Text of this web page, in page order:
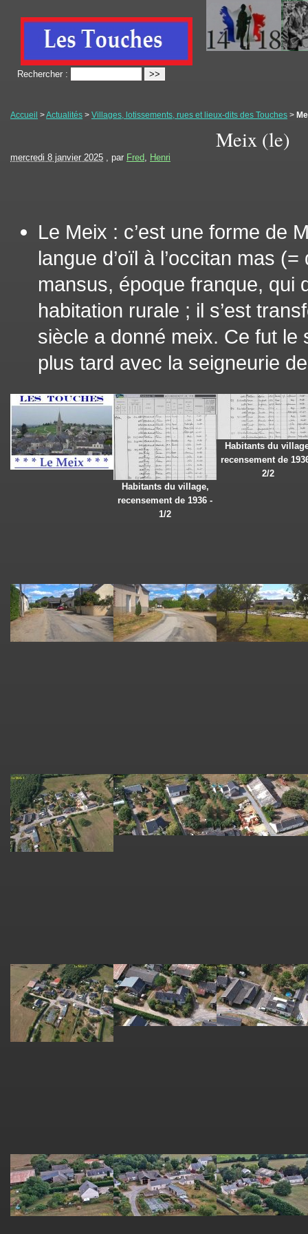
Rechercher :
Accueil >Actualités > Villages, lotissements, rues et lieux-dits des Touches >
Meix (le)
mercredi 8 janvier 2025 , par Fred, Henri
Le Meix : c’est une forme de
langue d’oïl à l’occitan mas
mansus, époque franque, qui
habitation rurale ; il s’est
siècle a donné meix. Ce fut le
plus tard avec la seigneurie
Habitants du village,
recensement de 1936 -
1/2
Habitants du
recensement de
2/2